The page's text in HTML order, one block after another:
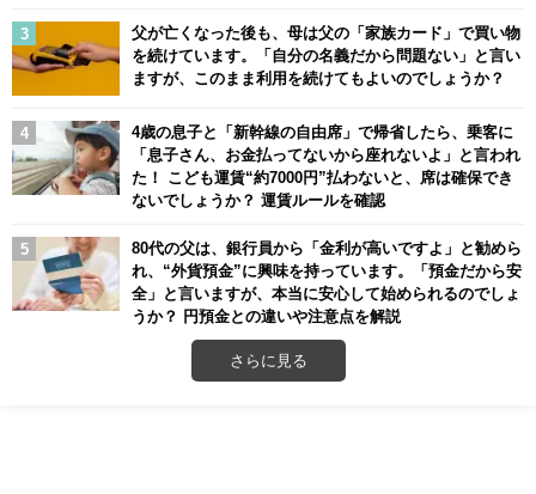
父が亡くなった後も、母は父の「家族カード」で買い物
を続けています。「自分の名義だから問題ない」と言い
ますが、このまま利用を続けてもよいのでしょうか？
4歳の息子と「新幹線の自由席」で帰省したら、乗客に
「息子さん、お金払ってないから座れないよ」と言われ
た！ こども運賃“約7000円”払わないと、席は確保でき
ないでしょうか？ 運賃ルールを確認
80代の父は、銀行員から「金利が高いですよ」と勧めら
れ、“外貨預金”に興味を持っています。「預金だから安
全」と言いますが、本当に安心して始められるのでしょ
うか？ 円預金との違いや注意点を解説
さらに見る